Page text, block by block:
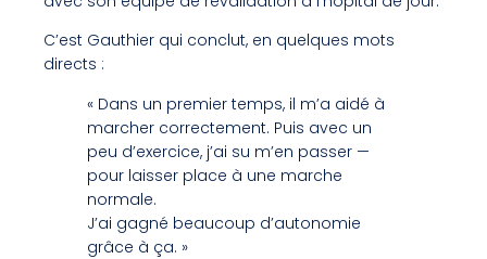
C’est Gauthier qui conclut, en quelques mots
directs :
« Dans un premier temps, il m’a aidé à
marcher correctement. Puis avec un
peu d’exercice, j’ai su m’en passer —
pour laisser place à une marche
normale.
J’ai gagné beaucoup d’autonomie
grâce à ça. »